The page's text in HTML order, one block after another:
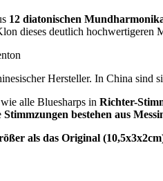
12 diatonischen
dieses deutlich hochwertigeren
Hersteller. In China
alle Bluesharps in Richter-
Stimmzungen bestehen aus
als das Original